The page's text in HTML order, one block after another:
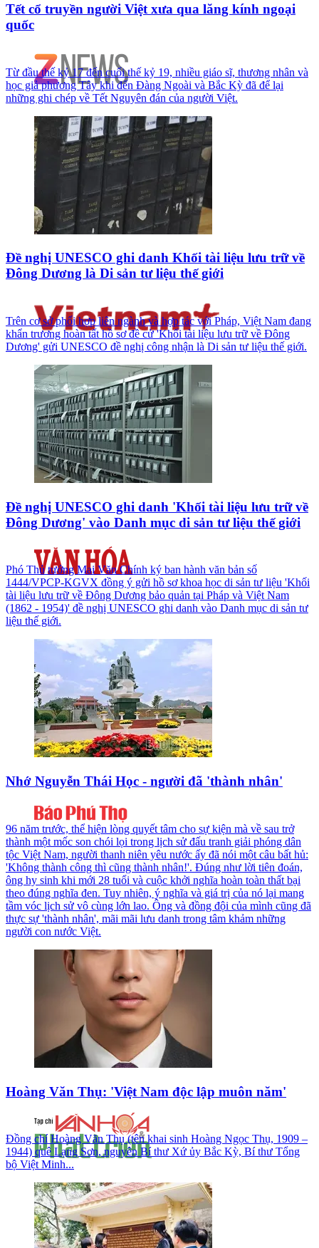
Tết cổ truyền người Việt xưa qua lăng kính ngoại
quốc
Từ đầu thế kỷ 17 đến cuối thế kỷ 19, nhiều giáo sĩ, thương nhân và
học giả phương Tây khi đến Đàng Ngoài và Bắc Kỳ đã để lại
những ghi chép về Tết Nguyên đán của người Việt.
Đề nghị UNESCO ghi danh Khối tài liệu lưu trữ về
Đông Dương là Di sản tư liệu thế giới
Trên cơ sở phối hợp liên ngành và hợp tác với Pháp, Việt Nam đang
khẩn trương hoàn tất hồ sơ đề cử 'Khối tài liệu lưu trữ về Đông
Dương' gửi UNESCO đề nghị công nhận là Di sản tư liệu thế giới.
Đề nghị UNESCO ghi danh 'Khối tài liệu lưu trữ về
Đông Dương' vào Danh mục di sản tư liệu thế giới
Phó Thủ tướng Mai Văn Chính ký ban hành văn bản số
1444/VPCP-KGVX đồng ý gửi hồ sơ khoa học di sản tư liệu 'Khối
tài liệu lưu trữ về Đông Dương bảo quản tại Pháp và Việt Nam
(1862 - 1954)' đề nghị UNESCO ghi danh vào Danh mục di sản tư
liệu thế giới.
Nhớ Nguyễn Thái Học - người đã 'thành nhân'
96 năm trước, thể hiện lòng quyết tâm cho sự kiện mà về sau trở
thành một mốc son chói lọi trong lịch sử đấu tranh giải phóng dân
tộc Việt Nam, người thanh niên yêu nước ấy đã nói một câu bất hủ:
'Không thành công thì cũng thành nhân!'. Đúng như lời tiên đoán,
ông hy sinh khi mới 28 tuổi và cuộc khởi nghĩa hoàn toàn thất bại
theo đúng nghĩa đen. Tuy nhiên, ý nghĩa và giá trị của nó lại mang
tầm vóc lịch sử vô cùng lớn lao. Ông và đồng đội của mình cũng đã
thực sự 'thành nhân', mãi mãi lưu danh trong tâm khảm những
người con nước Việt.
Hoàng Văn Thụ: 'Việt Nam độc lập muôn năm'
Đồng chí Hoàng Văn Thụ (tên khai sinh Hoàng Ngọc Thụ, 1909 –
1944) quê Lạng Sơn, nguyên Bí thư Xứ ủy Bắc Kỳ, Bí thư Tổng
bộ Việt Minh...